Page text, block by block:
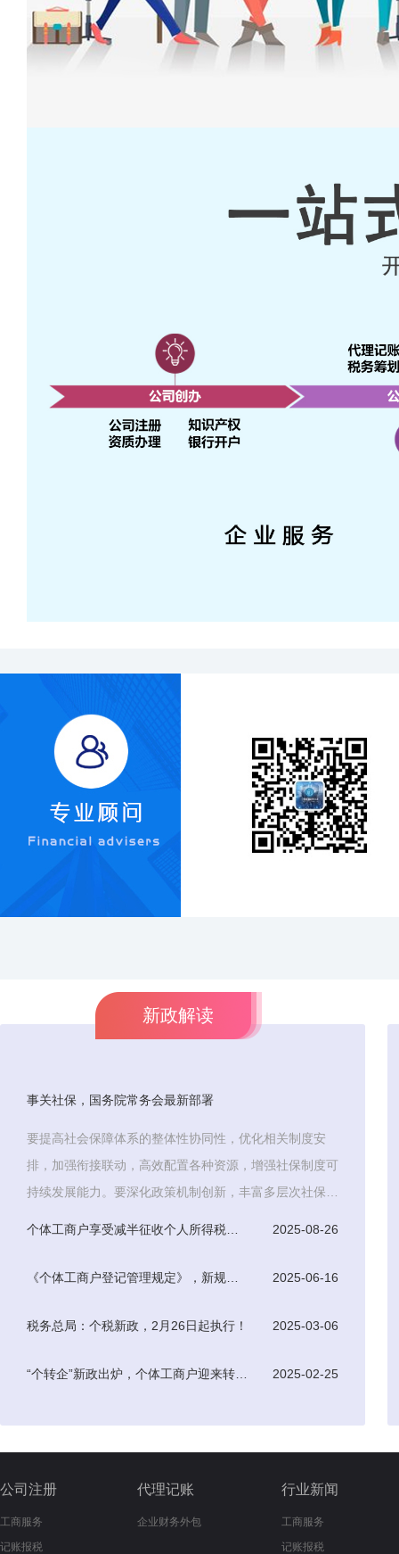
事关社保，国务院常务会最新部署
要提高社会保障体系的整体性协同性，优化相关制度安
排，加强衔接联动，高效配置各种资源，增强社保制度可
持续发展能力。要深化政策机制创新，丰富多层次社保体
个体工商户享受减半征收个人所得税优惠条件 2025-08-26
《个体工商户登记管理规定》，新规于7月15日起正式实施 2025-06-16
税务总局：个税新政，2月26日起执行！ 2025-03-06
“个转企”新政出炉，个体工商户迎来转型升级新机遇 2025-02-25
新政解读
公司注册
工商服务
记账报税
代理记账
企业财务外包
行业新闻
工商服务
记账报税